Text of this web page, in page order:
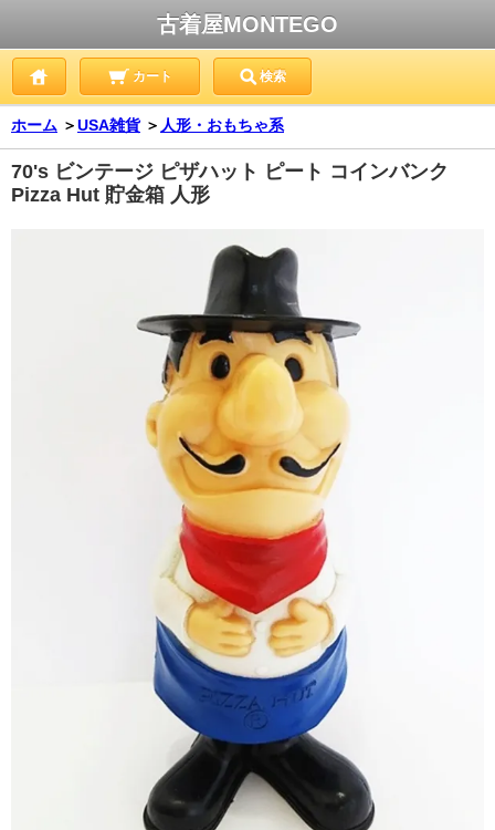
古着屋MONTEGO
カート 検索
ホーム ＞USA雑貨 ＞ 人形・おもちゃ系
70's ビンテージ ピザハット ピート コインバンク
Pizza Hut 貯金箱 人形